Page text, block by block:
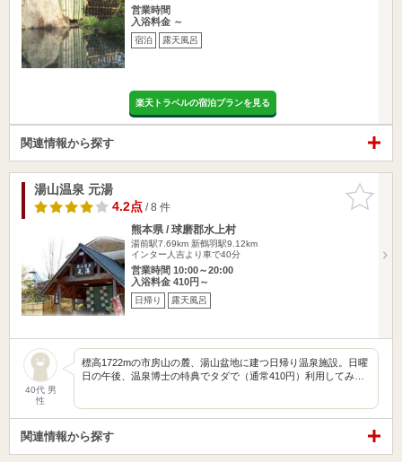
営業時間
入浴料金 ～
宿泊 露天風呂
楽天トラベルの宿泊プランを見る
関連情報から探す
お気に入
りに追加
湯山温泉 元湯
4.2点/ 8 件
熊本県 / 球磨郡水上村
湯前駅7.69km 新鶴羽駅9.12km
インター人吉より車で40分
営業時間 10:00～20:00
入浴料金 410円～
日帰り 露天風呂
40代 男
性
標高1722mの市房山の麓、湯山盆地に建つ日帰り温泉施設。日曜
日の午後、温泉博士の特典でタダで（通常410円）利用してみ…
関連情報から探す